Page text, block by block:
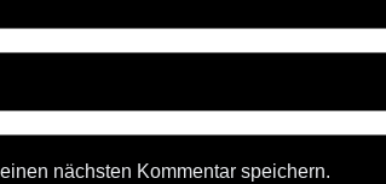
nächsten Kommentar speichern.